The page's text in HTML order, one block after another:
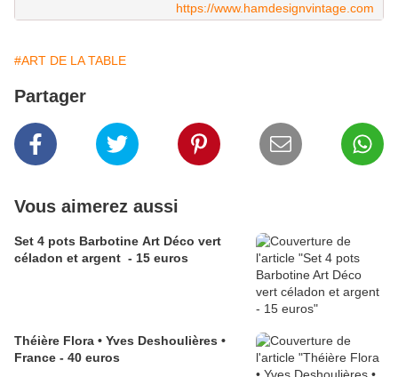
https://www.hamdesignvintage.com
#ART DE LA TABLE
Partager
Vous aimerez aussi
Set 4 pots Barbotine Art Déco vert
céladon et argent - 15 euros
Théière Flora • Yves Deshoulières •
France - 40 euros